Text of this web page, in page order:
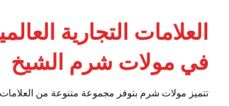
العلامات التجارية
في مولات شرم الشيخ
تتميز مولات شرم بتوفر مجموعة متنوعة من العلامات